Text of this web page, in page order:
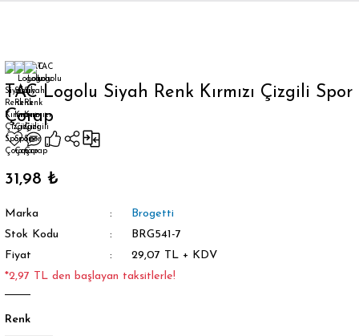
TAC Logolu Siyah Renk Kırmızı Çizgili Spor
Çorap
31,98 ₺
Marka
Brogetti
Stok Kodu
BRG541-7
Fiyat
29,07 TL + KDV
*2,97 TL den başlayan taksitlerle!
Renk